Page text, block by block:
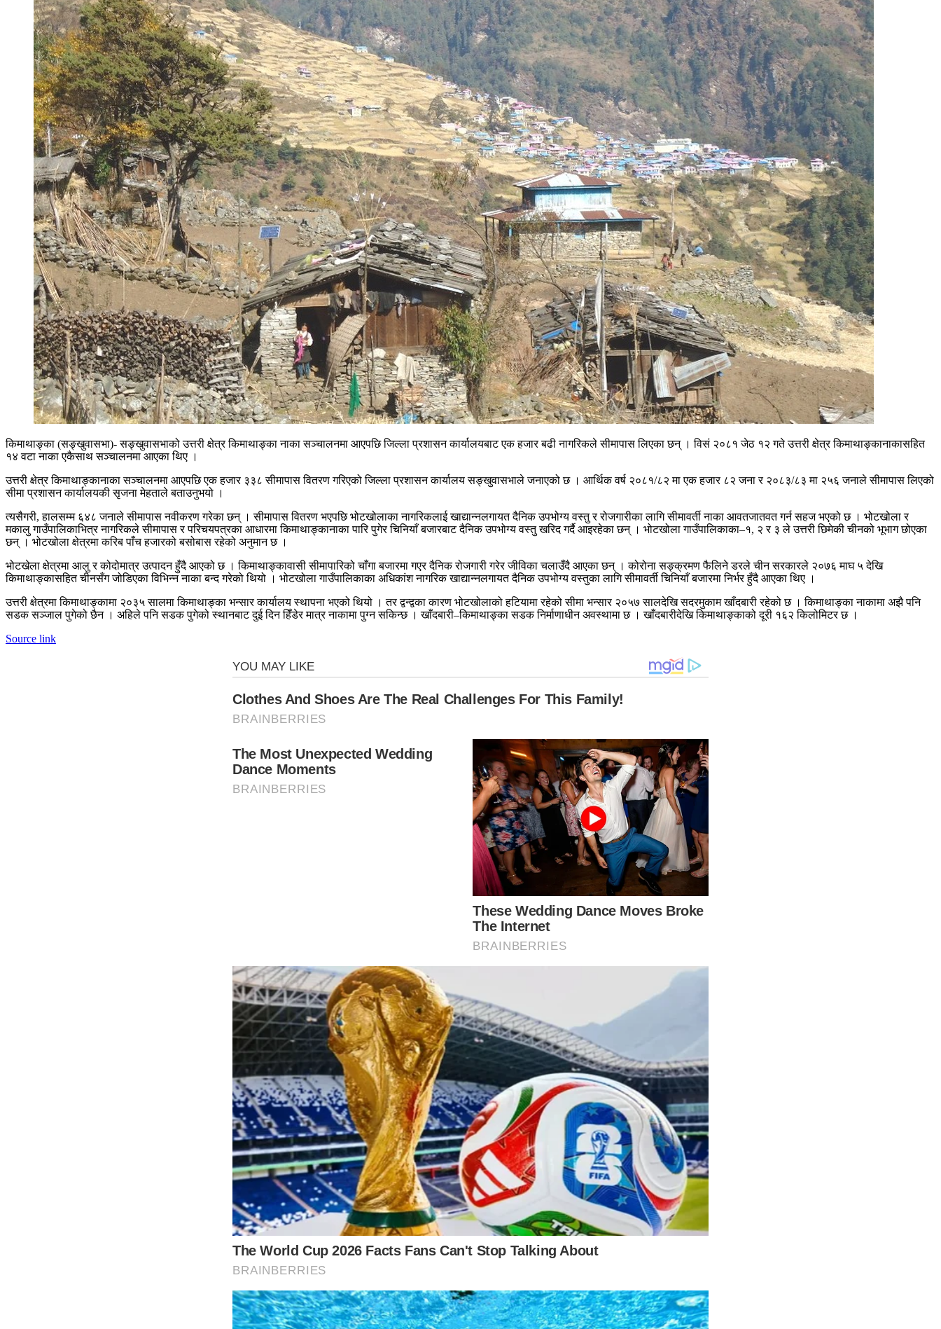
किमाथाङ्का (सङ्खुवासभा)- सङ्खुवासभाको उत्तरी क्षेत्र किमाथाङ्का नाका सञ्चालनमा आएपछि जिल्ला प्रशासन कार्यालयबाट एक हजार बढी नागरिकले सीमापास लिएका छन् । विसं २०८१ जेठ १२ गते उत्तरी क्षेत्र किमाथाङ्कानाकासहित
१४ वटा नाका एकैसाथ सञ्चालनमा आएका थिए ।
उत्तरी क्षेत्र किमाथाङ्कानाका सञ्चालनमा आएपछि एक हजार ३३८ सीमापास वितरण गरिएको जिल्ला प्रशासन कार्यालय सङ्खुवासभाले जनाएको छ । आर्थिक वर्ष २०८१/८२ मा एक हजार ८२ जना र २०८३/८३ मा २५६ जनाले सीमापास लिएको
सीमा प्रशासन कार्यालयकी सृजना मेहताले बताउनुभयो ।
त्यसैगरी, हालसम्म ६४८ जनाले सीमापास नवीकरण गरेका छन् । सीमापास वितरण भएपछि भोटखोलाका नागरिकलाई खाद्यान्नलगायत दैनिक उपभोग्य वस्तु र रोजगारीका लागि सीमावर्ती नाका आवतजातवत गर्न सहज भएको छ । भोटखोला र
मकालु गाउँपालिकाभित्र नागरिकले सीमापास र परिचयपत्रका आधारमा किमाथाङ्कानाका पारि पुगेर चिनियाँ बजारबाट दैनिक उपभोग्य वस्तु खरिद गर्दै आइरहेका छन् । भोटखोला गाउँपालिकाका–१, २ र ३ ले उत्तरी छिमेकी चीनको भूभाग छोएका
छन् । भोटखोला क्षेत्रमा करिब पाँच हजारको बसोबास रहेको अनुमान छ ।
भोटखेला क्षेत्रमा आलु र कोदोमात्र उत्पादन हुँदै आएको छ । किमाथाङ्कावासी सीमापारिको चाँगा बजारमा गएर दैनिक रोजगारी गरेर जीविका चलाउँदै आएका छन् । कोरोना सङ्क्रमण फैलिने डरले चीन सरकारले २०७६ माघ ५ देखि
किमाथाङ्कासहित चीनसँग जोडिएका विभिन्न नाका बन्द गरेको थियो । भोटखोला गाउँपालिकाका अधिकांश नागरिक खाद्यान्नलगायत दैनिक उपभोग्य वस्तुका लागि सीमावर्ती चिनियाँ बजारमा निर्भर हुँदै आएका थिए ।
उत्तरी क्षेत्रमा किमाथाङ्कामा २०३५ सालमा किमाथाङ्का भन्सार कार्यालय स्थापना भएको थियो । तर द्वन्द्वका कारण भोटखोलाको हटियामा रहेको सीमा भन्सार २०५७ सालदेखि सदरमुकाम खाँदबारी रहेको छ । किमाथाङ्का नाकामा अझै पनि
सडक सञ्जाल पुगेको छैन । अहिले पनि सडक पुगेको स्थानबाट दुई दिन हिँडेर मात्र नाकामा पुग्न सकिन्छ । खाँदबारी–किमाथाङ्का सडक निर्माणाधीन अवस्थामा छ । खाँदबारीदेखि किमाथाङ्काको दूरी १६२ किलोमिटर छ ।
Source link